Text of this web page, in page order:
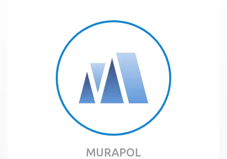
MURAPOL